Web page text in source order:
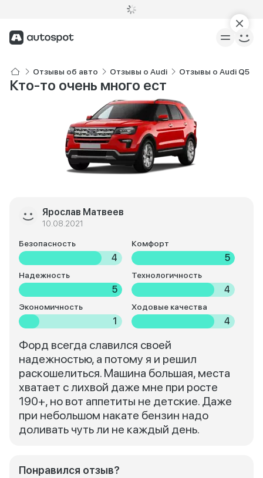
Отзывы об авто Отзывы о Audi Отзывы о Audi Q5
Кто-то очень много ест
Ярослав Матвеев
10.08.2021
Безопасность
4
Комфорт
5
Надежность
5
Технологичность
4
Экономичность
1
Ходовые качества
4
Форд всегда славился своей
надежностью, а потому я и решил
раскошелиться. Машина большая, места
хватает с лихвой даже мне при росте
190+, но вот аппетиты не детские. Даже
при небольшом накате бензин надо
доливать чуть ли не каждый день.
Понравился отзыв?